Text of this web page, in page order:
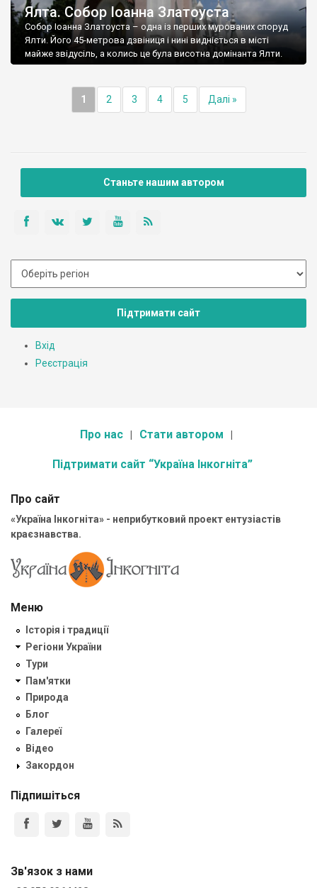
Ялта. Собор Іоанна Златоуста
Собор Іоанна Златоуста – одна із перших мурованих споруд
Ялти. Його 45-метрова дзвіниця і нині видніється в місті
майже звідусіль, а колись це була висотна домінанта Ялти.
1 2 3 4 5 Далі »
Станьте нашим автором
Підтримати сайт
Вхід
Реєстрація
Про нас Стати автором
Підтримати сайт “Україна Інкогніта”
Про сайт
«Україна Інкогніта» - неприбутковий проект ентузіастів
краєзнавства.
Меню
Історія і традиції
Регіони України
Тури
Пам'ятки
Природа
Блог
Галереї
Відео
Закордон
Підпишіться
Зв'язок з нами